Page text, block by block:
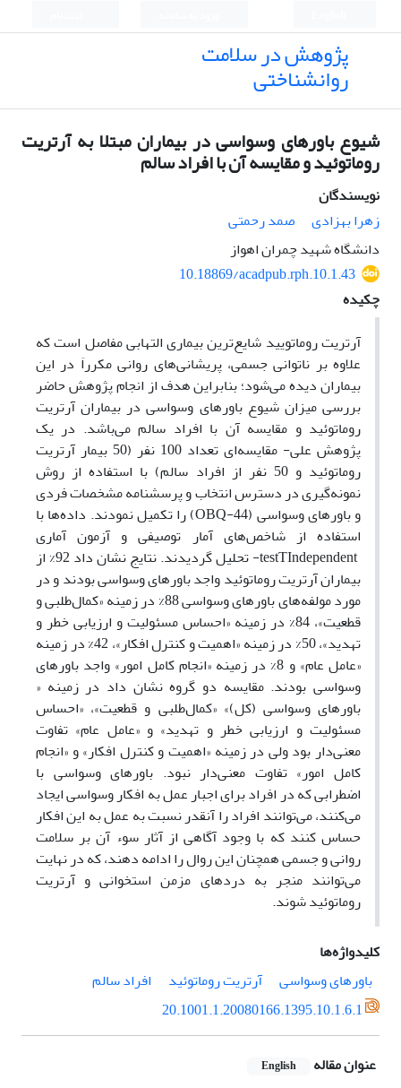
پژوهش در سلامت
روانشناختی
شیوع باورهای وسواسی در بیماران مبتلا به آرتریت
روماتوئید و مقایسه آن با افراد سالم
نویسندگان
زهرا بهزادی
صمد رحمتی
دانشگاه شهید چمران اهواز
10.18869/acadpub.rph.10.1.43
چکیده
آرتریت‌ روماتویید شایع‌ترین بیماری التهابی مفاصل است که
علاوه بر ناتوانی جسمی، پریشانی‌های روانی مکرراَ در این
بیماران دیده می‌شود؛ بنابراین هدف از انجام پژوهش حاضر
بررسی میزان شیوع باورهای وسواسی در بیماران آرتریت
روماتوئید و مقایسه آن با افراد سالم می‌باشد. در یک
پژوهش علی- مقایسه‌ای تعداد 100 نفر (50 بیمار آرتریت
روماتوئید و 50 نفر از افراد سالم) با استفاده از روش
نمونه‌گیری در دسترس انتخاب و پرسشنامه مشخصات فردی
و باورهای وسواسی (OBQ-44) را تکمیل نمودند. داده‌ها با
استفاده از شاخص‌های آمار توصیفی و آزمون آماری
Independent
T
-test
تحلیل گردیدند. نتایج نشان داد 92% از
بیماران آرتریت روماتوئید واجد باورهای وسواسی بودند و در
مورد مولفه‌های باورهای وسواسی 88% در زمینه «کمال‌طلبی و
قطعیت»، 84% در زمینه «احساس مسئولیت و ارزیابی خطر و
تهدید»، 50% در زمینه «اهمیت و کنترل افکار»، 42% در زمینه
«عامل عام» و 8% در زمینه «انجام کامل امور» واجد باورهای
وسواسی بودند. مقایسه دو گروه نشان داد در زمینه «
باورهای وسواسی (کل)» «کمال‌طلبی و قطعیت»، «احساس
مسئولیت و ارزیابی خطر و تهدید» و «عامل عام» تفاوت
معنی‌دار بود ولی در زمینه «اهمیت و کنترل افکار» و «انجام
کامل امور» تفاوت معنی‌دار نبود. باورهای وسواسی با
اضطرابی که در افراد برای اجبار عمل به افکار وسواسی ایجاد
می‌کنند، می‌توانند افراد را آنقدر نسبت به عمل به این افکار
حساس کنند که با وجود آگاهی از آثار سوء آن بر سلامت
روانی و جسمی همچنان این روال را ادامه دهند، که در نهایت
می‌توانند منجر به دردهای مزمن استخوانی و آرتریت
روماتوئید شوند.
کلیدواژه‌ها
باورهای وسواسی
آرتریت روماتوئید
افراد سالم
20.1001.1.20080166.1395.10.1.6.1
عنوان مقاله English